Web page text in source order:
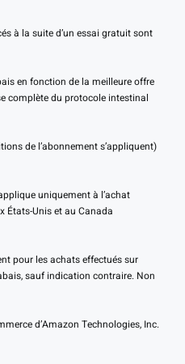
à la suite d’un essai gratuit sont
en fonction de la meilleure offre
complète du protocole intestinal
de l’abonnement s’appliquent)
uniquement à l’achat
États-Unis et au Canada
pour les achats effectués sur
sauf indication contraire. Non
d’Amazon Technologies, Inc.